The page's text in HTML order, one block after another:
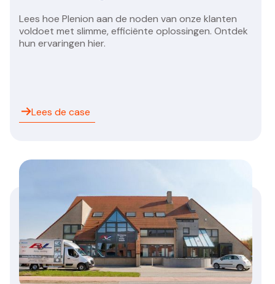
Lees hoe Plenion aan de noden van onze klanten
voldoet met slimme, efficiënte oplossingen. Ontdek
hun ervaringen hier.
Lees de case